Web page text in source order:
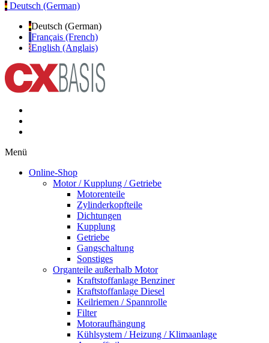
Deutsch (German)
Deutsch (German)
Français (French)
English (Anglais)
Menü
Online-Shop
Motor / Kupplung / Getriebe
Motorenteile
Zylinderkopfteile
Dichtungen
Kupplung
Getriebe
Gangschaltung
Sonstiges
Organteile außerhalb Motor
Kraftstoffanlage Benziner
Kraftstoffanlage Diesel
Keilriemen / Spannrolle
Filter
Motoraufhängung
Kühlsystem / Heizung / Klimaanlage